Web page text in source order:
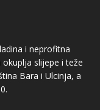
i neprofitna
slijepe i teže
Bara i Ulcinja, a